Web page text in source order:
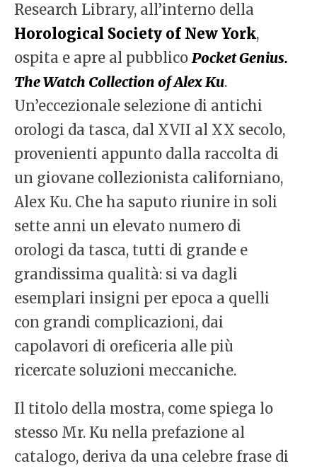
Research Library, all’interno della
Horological Society of New York,
ospita e apre al pubblicoPocket Genius.
The Watch Collection of Alex Ku.
Un’eccezionale selezione di antichi
orologi da tasca, dal XVII al XX secolo,
provenienti appunto dalla raccolta di
un giovane collezionista californiano,
Alex Ku. Che ha saputo riunire in soli
sette anni un elevato numero di
orologi da tasca, tutti di grande e
grandissima qualità: si va dagli
esemplari insigni per epoca a quelli
con grandi complicazioni, dai
capolavori di oreficeria alle più
ricercate soluzioni meccaniche.
Il titolo della mostra, come spiega lo
stesso Mr. Ku nella prefazione al
catalogo, deriva da una celebre frase di